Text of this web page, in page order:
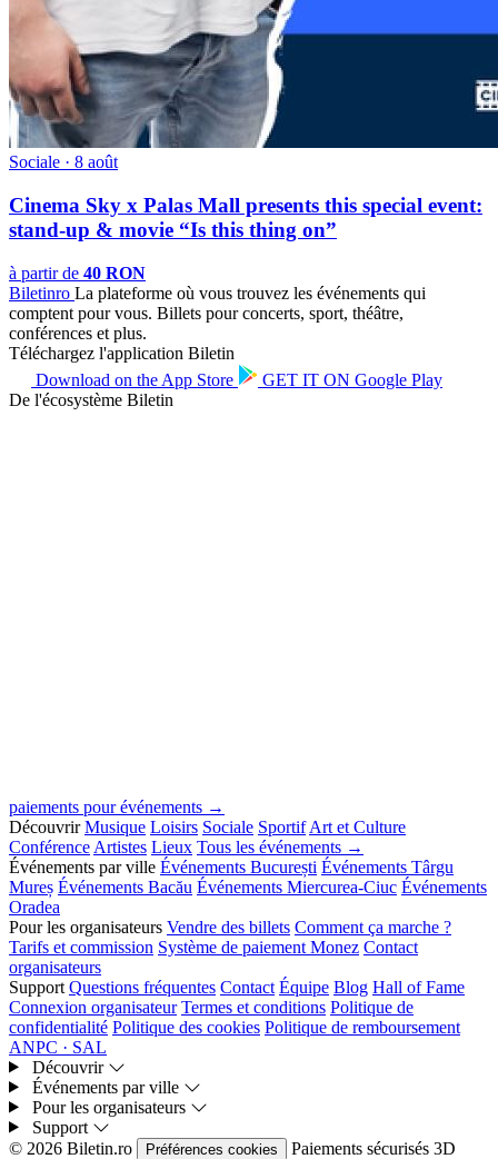
Sociale · 8 août
Cinema Sky x Palas Mall presents this special event:
stand-up & movie “Is this thing on”
à partir de 40 RON
Biletinro La plateforme où vous trouvez les événements qui
comptent pour vous. Billets pour concerts, sport, théâtre,
conférences et plus.
Téléchargez l'application Biletin
Download on the App Store GET IT ON Google Play
De l'écosystème Biletin
paiements pour événements →
Découvrir Musique Loisirs Sociale Sportif Art et Culture
Conférence Artistes Lieux Tous les événements →
Événements par ville Événements București Événements Târgu
Mureș Événements Bacău Événements Miercurea-Ciuc Événements
Oradea
Pour les organisateurs Vendre des billets Comment ça marche ?
Tarifs et commission Système de paiement Monez Contact
organisateurs
Support Questions fréquentes Contact Équipe Blog Hall of Fame
Connexion organisateur Termes et conditions Politique de
confidentialité Politique des cookies Politique de remboursement
ANPC · SAL
Découvrir
Événements par ville
Pour les organisateurs
Support
© 2026 Biletin.ro
Préférences cookies Paiements sécurisés 3D